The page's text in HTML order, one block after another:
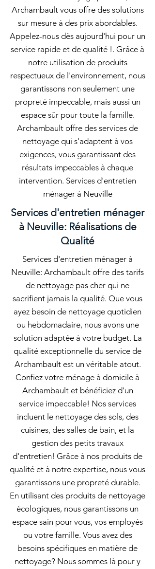
Archambault vous offre des solutions
sur mesure à des prix abordables.
Appelez-nous dès aujourd'hui pour un
service rapide et de qualité !. Grâce à
notre utilisation de produits
respectueux de l'environnement, nous
garantissons non seulement une
propreté impeccable, mais aussi un
espace sûr pour toute la famille.
Archambault offre des services de
nettoyage qui s'adaptent à vos
exigences, vous garantissant des
résultats impeccables à chaque
intervention. Services d'entretien
ménager à Neuville
Services d'entretien ménager
à Neuville: Réalisations de
Qualité
Services d'entretien ménager à
Neuville: Archambault offre des tarifs
de nettoyage pas cher qui ne
sacrifient jamais la qualité. Que vous
ayez besoin de nettoyage quotidien
ou hebdomadaire, nous avons une
solution adaptée à votre budget. La
qualité exceptionnelle du service de
Archambault est un véritable atout.
Confiez votre ménage à domicile à
Archambault et bénéficiez d'un
service impeccable! Nos services
incluent le nettoyage des sols, des
cuisines, des salles de bain, et la
gestion des petits travaux
d'entretien! Grâce à nos produits de
qualité et à notre expertise, nous vous
garantissons une propreté durable.
En utilisant des produits de nettoyage
écologiques, nous garantissons un
espace sain pour vous, vos employés
ou votre famille. Vous avez des
besoins spécifiques en matière de
nettoyage? Nous sommes là pour y